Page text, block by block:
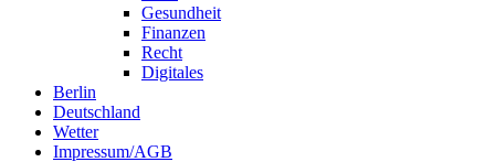
Gesundheit
Finanzen
Recht
Digitales
Berlin
Deutschland
Wetter
Impressum/AGB